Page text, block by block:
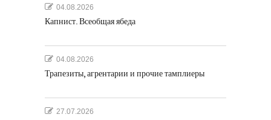
04.08.2026
Капнист. Всеобщая ябеда
04.08.2026
Трапезиты, агрентарии и прочие тамплиеры
27.07.2026